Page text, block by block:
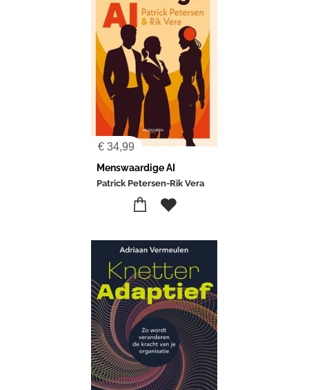
€ 34,99
Menswaardige AI
Patrick Petersen-Rik Vera